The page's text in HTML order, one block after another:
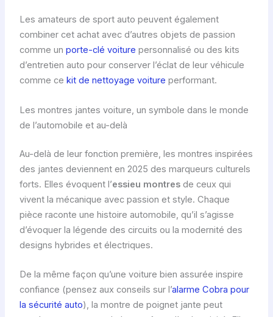
Les amateurs de sport auto peuvent également
combiner cet achat avec d’autres objets de passion
comme un porte-clé voiture personnalisé ou des kits
d’entretien auto pour conserver l’éclat de leur véhicule
comme ce kit de nettoyage voiture performant.
Les montres jantes voiture, un symbole dans le monde
de l’automobile et au-delà
Au-delà de leur fonction première, les montres inspirées
des jantes deviennent en 2025 des marqueurs culturels
forts. Elles évoquent l’essieu montresde ceux qui
vivent la mécanique avec passion et style. Chaque
pièce raconte une histoire automobile, qu’il s’agisse
d’évoquer la légende des circuits ou la modernité des
designs hybrides et électriques.
De la même façon qu’une voiture bien assurée inspire
confiance (pensez aux conseils sur l’alarme Cobra pour
la sécurité auto), la montre de poignet jante peut